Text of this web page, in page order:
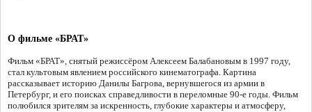
О фильме «БРАТ»
Фильм «БРАТ», снятый режиссёром Алексеем Балабановым в 1997 году,
стал культовым явлением российского кинематографа. Картина
рассказывает историю Данилы Багрова, вернувшегося из армии в
Петербург, и его поисках справедливости в переломные 90-е годы. Фильм
полюбился зрителям за искренность, глубокие характеры и атмосферу,